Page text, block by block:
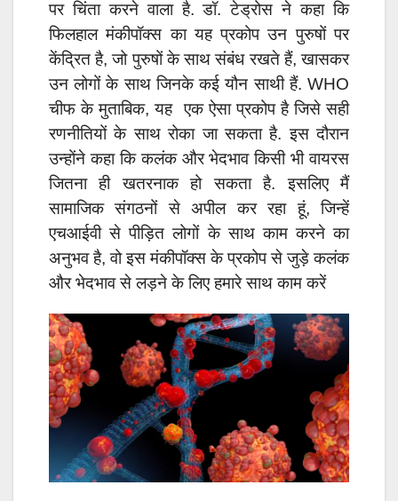
पर चिंता करने वाला है. डॉ. टेड्रोस ने कहा कि
फिलहाल मंकीपॉक्स का यह प्रकोप उन पुरुषों पर
केंद्रित है, जो पुरुषों के साथ संबंध रखते हैं, खासकर
उन लोगों के साथ जिनके कई यौन साथी हैं. WHO
चीफ के मुताबिक, यह एक ऐसा प्रकोप है जिसे सही
रणनीतियों के साथ रोका जा सकता है. इस दौरान
उन्होंने कहा कि कलंक और भेदभाव किसी भी वायरस
जितना ही खतरनाक हो सकता है. इसलिए मैं
सामाजिक संगठनों से अपील कर रहा हूं, जिन्हें
एचआईवी से पीड़ित लोगों के साथ काम करने का
अनुभव है, वो इस मंकीपॉक्स के प्रकोप से जुड़े कलंक
और भेदभाव से लड़ने के लिए हमारे साथ काम करें